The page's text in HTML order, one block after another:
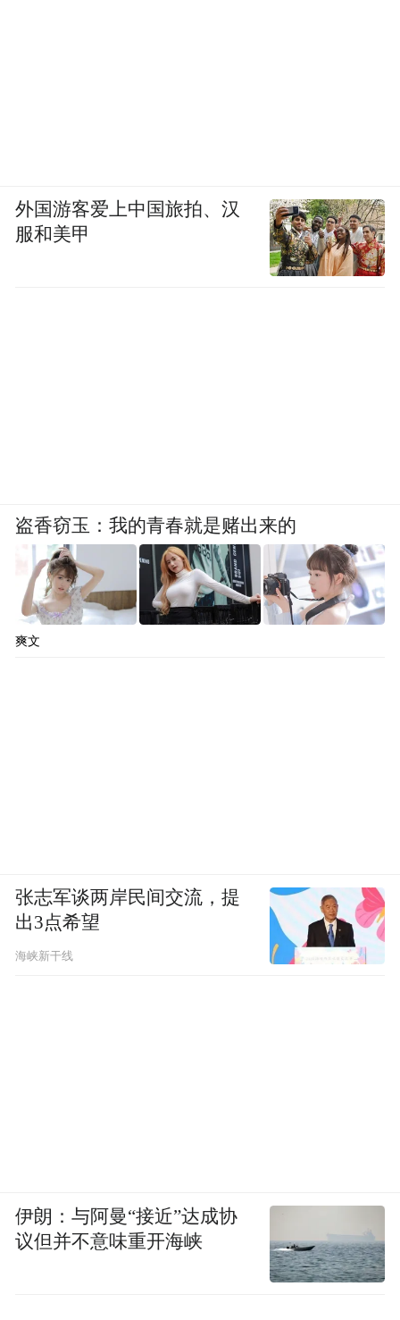
外国游客爱上中国旅拍、汉
服和美甲
盗香窃玉：我的青春就是赌出来的
爽文
张志军谈两岸民间交流，提
出3点希望
海峡新干线
伊朗：与阿曼“接近”达成协
议但并不意味重开海峡